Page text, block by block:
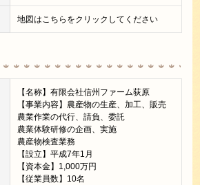
地図はこちらをクリックしてください
【名称】有限会社信州ファーム荻原
【事業内容】農産物の生産、加工、販売
農業作業の代行、請負、委託
農業体験研修の企画、実施
農産物検査業務
【設立】平成7年1月
【資本金】1,000万円
【従業員数】10名